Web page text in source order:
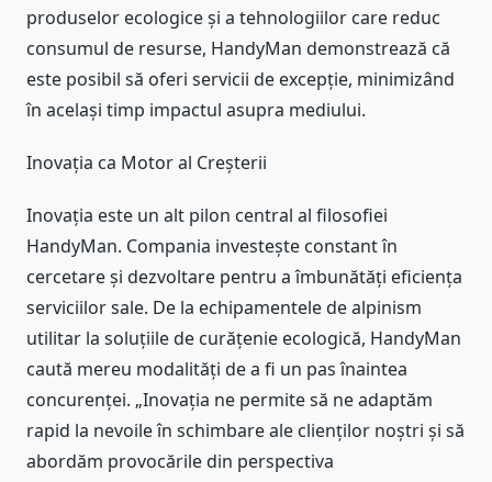
produselor ecologice și a tehnologiilor care reduc
consumul de resurse, HandyMan demonstrează că
este posibil să oferi servicii de excepție, minimizând
în același timp impactul asupra mediului.
Inovația ca Motor al Creșterii
Inovația este un alt pilon central al filosofiei
HandyMan. Compania investește constant în
cercetare și dezvoltare pentru a îmbunătăți eficiența
serviciilor sale. De la echipamentele de alpinism
utilitar la soluțiile de curățenie ecologică, HandyMan
caută mereu modalități de a fi un pas înaintea
concurenței. „Inovația ne permite să ne adaptăm
rapid la nevoile în schimbare ale clienților noștri și să
abordăm provocările din perspectiva